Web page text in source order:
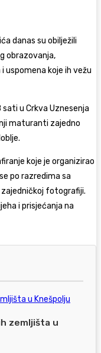
danas su obilježili
obrazovanja,
uspomena koje ih vežu
u Crkva Uznesenja
maturanti zajedno
koje je organizirao
po razredima sa
zajedničkoj fotografiji.
i prisjećanja na
zemljišta u